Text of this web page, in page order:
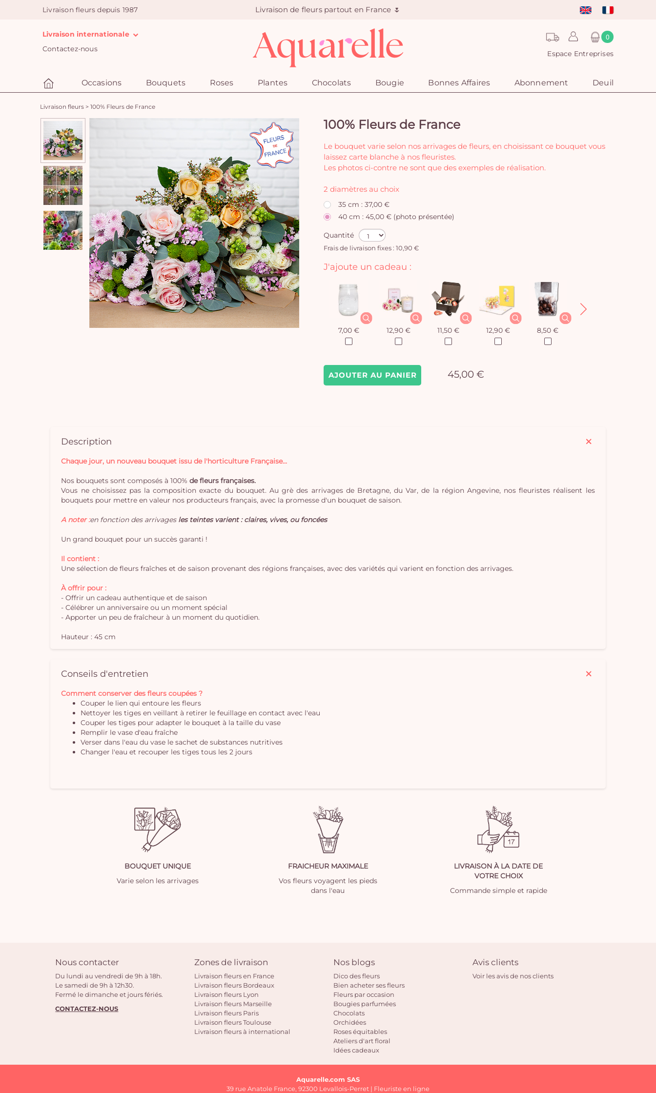
Livraison fleurs depuis 1987 Livraison de fleurs partout en France 🌷
Livraison internationale
Contactez-nous
0
Espace Entreprises
Occasions Bouquets Roses Plantes Chocolats Bougie Bonnes Affaires Abonnement Deuil
Livraison fleurs > 100% Fleurs de France
100% Fleurs de France
Le bouquet varie selon nos arrivages de fleurs, en choisissant ce bouquet vous
laissez carte blanche à nos fleuristes.
Les photos ci-contre ne sont que des exemples de réalisation.
2 diamètres au choix
35 cm : 37,00 €
40 cm : 45,00 € (photo présentée)
Quantité
Frais de livraison fixes : 10,90 €
AJOUTER AU PANIER 45,00 €
J'ajoute un cadeau :
7,00 € 12,90 € 11,50 € 12,90 € 8,50 €
Description
Chaque jour, un nouveau bouquet issu de l'horticulture Française...
Nos bouquets sont composés à 100% de fleurs françaises.
Vous ne choisissez pas la composition exacte du bouquet. Au grè des arrivages de Bretagne, du Var, de la région Angevine, nos fleuristes réalisent les
bouquets pour mettre en valeur nos producteurs français, avec la promesse d'un bouquet de saison.
A noter :en fonction des arrivages les teintes varient : claires, vives, ou foncées
Un grand bouquet pour un succès garanti !
Il contient :
Une sélection de fleurs fraîches et de saison provenant des régions françaises, avec des variétés qui varient en fonction des arrivages.
À offrir pour :
- Offrir un cadeau authentique et de saison
- Célébrer un anniversaire ou un moment spécial
- Apporter un peu de fraîcheur à un moment du quotidien.
Hauteur : 45 cm
Conseils d'entretien
Comment conserver des fleurs coupées ?
Couper le lien qui entoure les fleurs
Nettoyer les tiges en veillant à retirer le feuillage en contact avec l'eau
Couper les tiges pour adapter le bouquet à la taille du vase
Remplir le vase d'eau fraîche
Verser dans l'eau du vase le sachet de substances nutritives
Changer l'eau et recouper les tiges tous les 2 jours
BOUQUET UNIQUE
Varie selon les arrivages
FRAICHEUR MAXIMALE
Vos fleurs voyagent les pieds
dans l'eau
LIVRAISON À LA DATE DE
VOTRE CHOIX
Commande simple et rapide
Nous contacter
Du lundi au vendredi de 9h à 18h.
Le samedi de 9h à 12h30.
Fermé le dimanche et jours fériés.
CONTACTEZ-NOUS
Zones de livraison
Livraison fleurs en France
Livraison fleurs Bordeaux
Livraison fleurs Lyon
Livraison fleurs Marseille
Livraison fleurs Paris
Livraison fleurs Toulouse
Livraison fleurs à international
Nos blogs
Dico des fleurs
Bien acheter ses fleurs
Fleurs par occasion
Bougies parfumées
Chocolats
Orchidées
Roses équitables
Ateliers d'art floral
Idées cadeaux
Avis clients
Voir les avis de nos clients
Aquarelle.com SAS
39 rue Anatole France, 92300 Levallois-Perret | Fleuriste en ligne